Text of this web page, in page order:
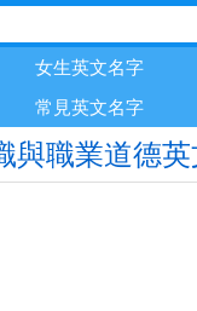
女生英文名字
常見英文名字
與職業道德